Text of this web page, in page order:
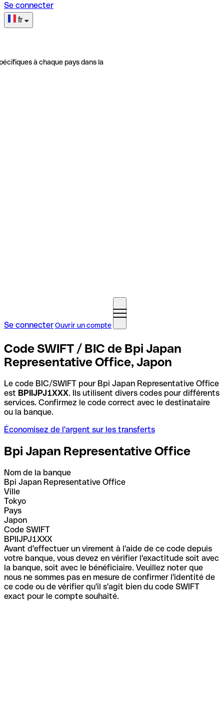
Se connecter
fr
à chaque pays dans la
Se connecterOuvrir un compte
Code SWIFT / BIC de Bpi Japan
Representative Office, Japon
Le code BIC/SWIFT pour Bpi Japan Representative Office
est BPIIJPJ1XXX. Ils utilisent divers codes pour différents
services. Confirmez le code correct avec le destinataire
ou la banque.
Économisez de l'argent sur les transferts
Bpi Japan Representative Office
Nom de la banque
Bpi Japan Representative Office
Ville
Tokyo
Pays
Japon
Code SWIFT
BPIIJPJ1XXX
Avant d'effectuer un virement à l'aide de ce code depuis
votre banque, vous devez en vérifier l'exactitude soit avec
la banque, soit avec le bénéficiaire. Veuillez noter que
nous ne sommes pas en mesure de confirmer l'identité de
ce code ou de vérifier qu'il s'agit bien du code SWIFT
exact pour le compte souhaité.